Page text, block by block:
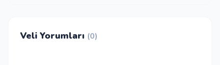
Veli Yorumları (0)